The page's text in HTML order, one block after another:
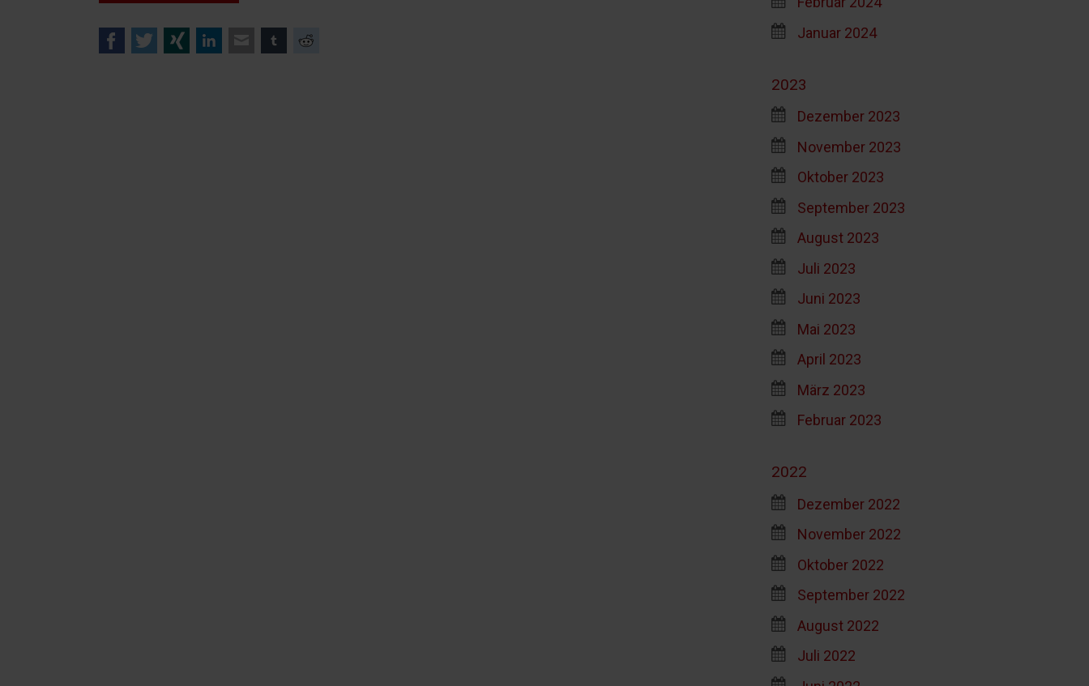
FacebookTwitterXing LinkedInE-mail tumblr
Januar 2024
2023
Dezember 2023
November 2023
Oktober 2023
September 2023
August 2023
Juli 2023
Juni 2023
Mai 2023
April 2023
März 2023
Februar 2023
2022
Dezember 2022
November 2022
Oktober 2022
September 2022
August 2022
Juli 2022